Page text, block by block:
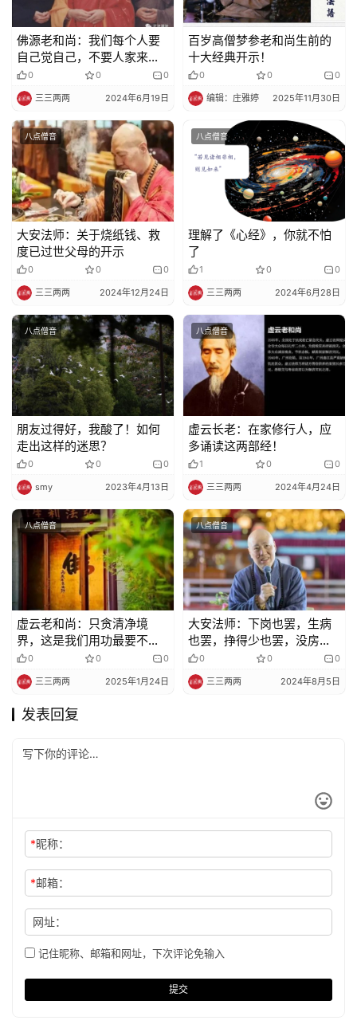
佛源老和尚：我们每个人要
自己觉自己，不要人家来
觉，人家是不能帮你成佛的
0 0 0
三三两两 2024年6月19日
百岁高僧梦参老和尚生前的
十大经典开示！
0 0 0
编辑：庄雅婷 2025年11月30日
八点僧音
大安法师：关于烧纸钱、救
度已过世父母的开示
0 0 0
三三两两 2024年12月24日
八点僧音
理解了《心经》，你就不怕
了
1 0 0
三三两两 2024年6月28日
八点僧音
朋友过得好，我酸了！如何
走出这样的迷思？
0 0 0
smy 2023年4月13日
八点僧音
虚云长老：在家修行人，应
多诵读这两部经！
1 0 0
三三两两 2024年4月24日
八点僧音
虚云老和尚：只贪清净境
界，这是我们用功最要不得
的禅病
0 0 0
三三两两 2025年1月24日
八点僧音
大安法师：下岗也罢，生病
也罢，挣得少也罢，没房也
罢，欠债也罢，孤寡残疾也
罢……
0 0 0
三三两两 2024年8月5日
发表回复
*昵称：
*邮箱：
网址：
记住昵称、邮箱和网址，下次评论免输入
提交